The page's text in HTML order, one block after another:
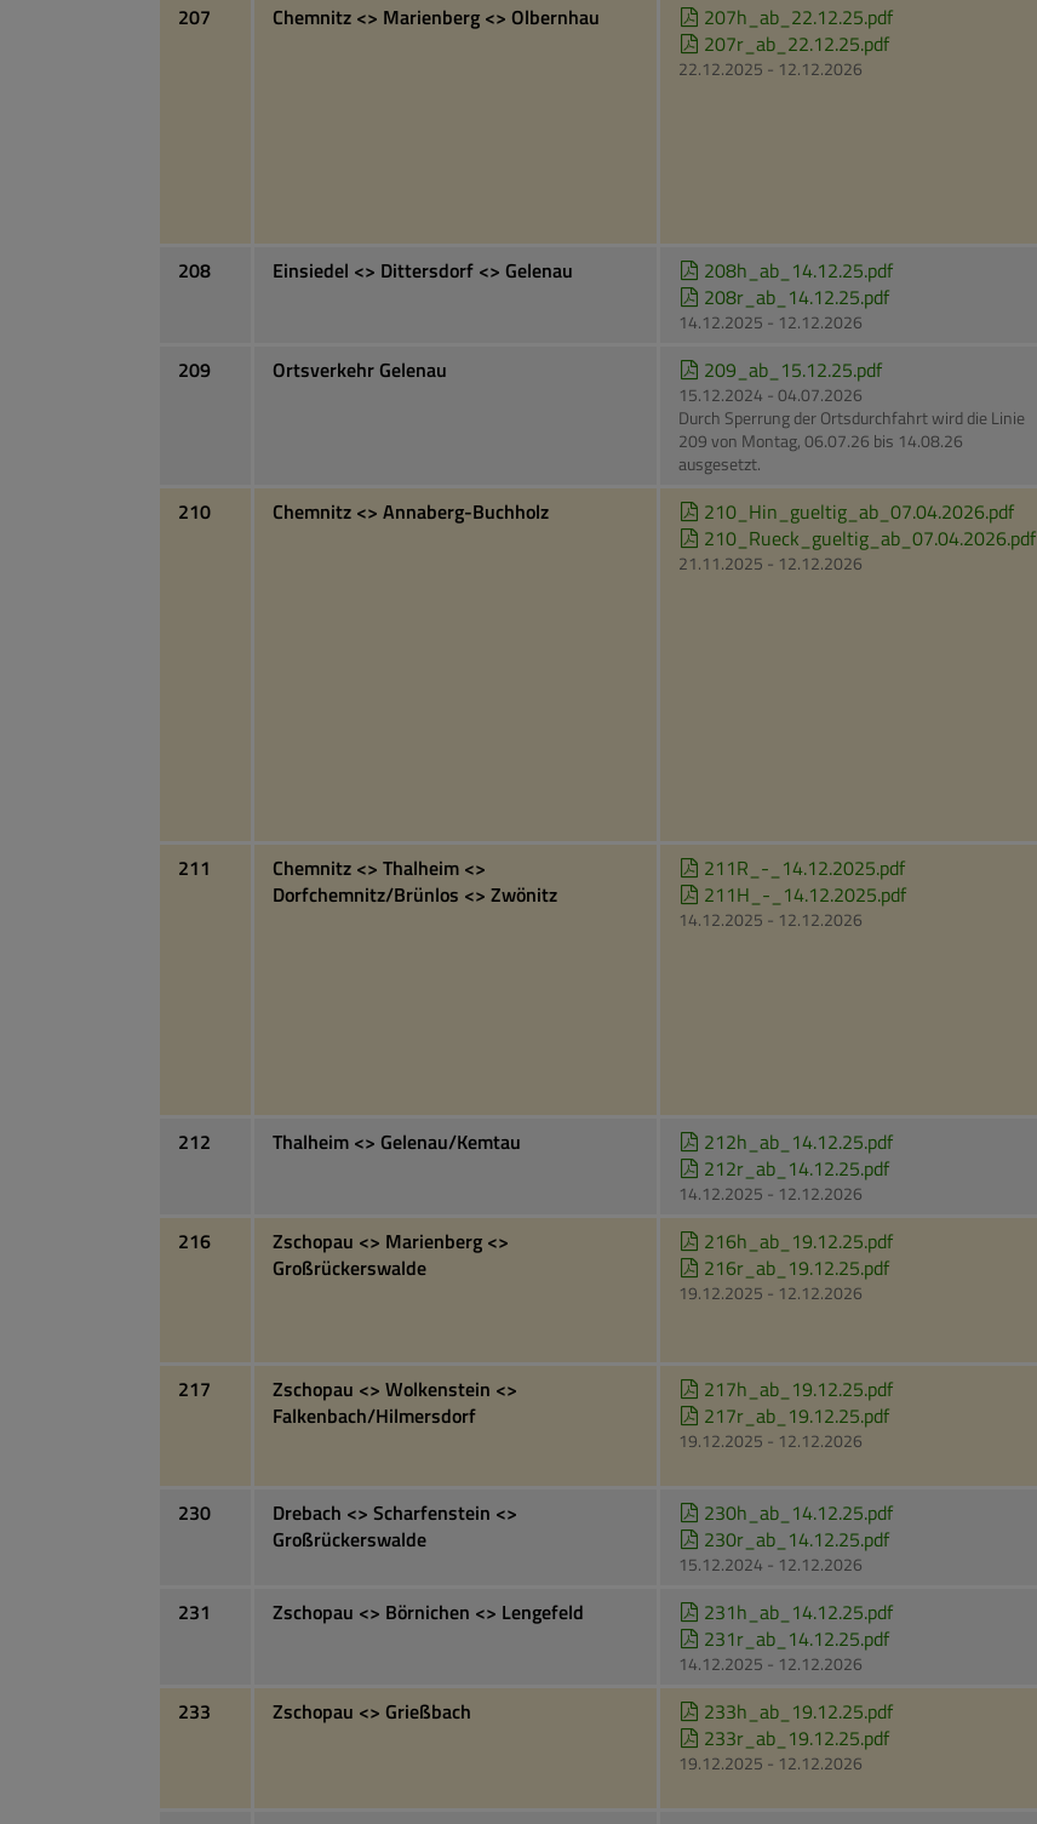
207 Chemnitz <> Marienberg <> Olbernhau
207h_ab_22.12.25.pdf
207r_ab_22.12.25.pdf
22.12.2025 - 12.12.2026
208 Einsiedel <> Dittersdorf <> Gelenau
208h_ab_14.12.25.pdf
208r_ab_14.12.25.pdf
14.12.2025 - 12.12.2026
209 Ortsverkehr Gelenau 209_ab_15.12.25.pdf
15.12.2024 - 04.07.2026
Durch Sperrung der Ortsdurchfahrt wird die Linie
209 von Montag, 06.07.26 bis 14.08.26
ausgesetzt.
210 Chemnitz <> Annaberg-Buchholz
210_Hin_gueltig_ab_07.04.2026.pdf
210_Rueck_gueltig_ab_07.04.2026.pdf
21.11.2025 - 12.12.2026
211
Chemnitz <> Thalheim <>
Dorfchemnitz/Brünlos <> Zwönitz
211R_-_14.12.2025.pdf
211H_-_14.12.2025.pdf
14.12.2025 - 12.12.2026
212 Thalheim <> Gelenau/Kemtau
212h_ab_14.12.25.pdf
212r_ab_14.12.25.pdf
14.12.2025 - 12.12.2026
216
Zschopau <> Marienberg <>
Großrückerswalde
216h_ab_19.12.25.pdf
216r_ab_19.12.25.pdf
19.12.2025 - 12.12.2026
217
Zschopau <> Wolkenstein <>
Falkenbach/Hilmersdorf
217h_ab_19.12.25.pdf
217r_ab_19.12.25.pdf
19.12.2025 - 12.12.2026
230
Drebach <> Scharfenstein <>
Großrückerswalde
230h_ab_14.12.25.pdf
230r_ab_14.12.25.pdf
15.12.2024 - 12.12.2026
231 Zschopau <> Börnichen <> Lengefeld
231h_ab_14.12.25.pdf
231r_ab_14.12.25.pdf
14.12.2025 - 12.12.2026
233 Zschopau <> Grießbach
233h_ab_19.12.25.pdf
233r_ab_19.12.25.pdf
19.12.2025 - 12.12.2026